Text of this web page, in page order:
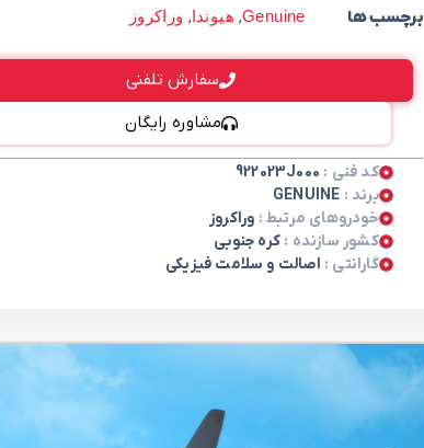
برچسب ها Genuine
, هیوندا, وراکروز
سفارش تلفنی
مشاوره رایگان
کد فنی : 922023J000
برند : GENUINE
خودروهای مرتبط : وراکروز
کشور سازنده :کره جنوبی
گارانتی : اصالت و سلامت فیزیکی